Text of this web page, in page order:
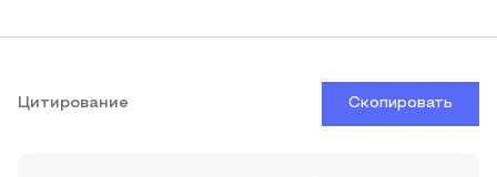
Цитирование Скопировать